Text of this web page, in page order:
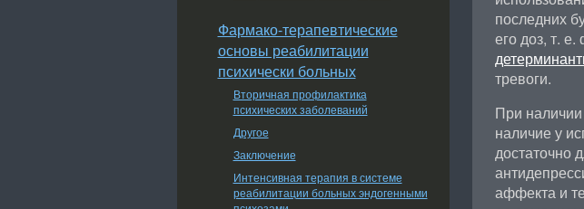
последних
его доз, т. е.
тревоги.
При
наличие у
достаточно
аффекта и
Фармако-терапевтические
основы реабилитации
психически больных
Вторичная профилактика
психических заболеваний
Другое
Заключение
Интенсивная терапия в системе
реабилитации больных эндогенными